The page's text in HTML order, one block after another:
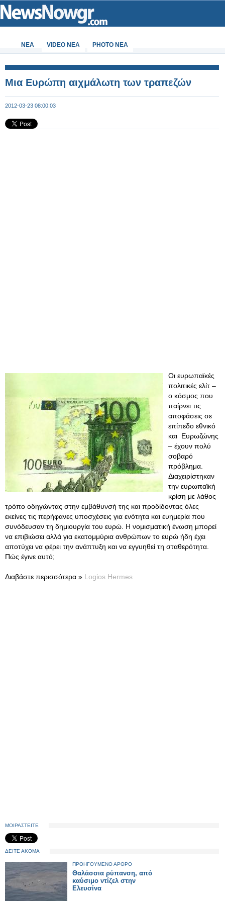
ΝΕΑ VIDEO NEA PHOTO NEA
Μια Ευρώπη αιχμάλωτη των τραπεζών
2012-03-23 08:00:03
Οι ευρωπαϊκές
πολιτικές ελίτ –
ο κόσμος που
παίρνει τις
αποφάσεις σε
επίπεδο εθνικό
και Ευρωζώνης
– έχουν πολύ
σοβαρό
πρόβλημα.
Διαχειρίστηκαν
την ευρωπαϊκή
κρίση με λάθος
τρόπο οδηγώντας στην εμβάθυνσή της και προδίδοντας όλες
εκείνες τις περήφανες υποσχέσεις για ενότητα και ευημερία που
συνόδευσαν τη δημιουργία του ευρώ. Η νομισματική ένωση μπορεί
να επιβιώσει αλλά για εκατομμύρια ανθρώπων το ευρώ ήδη έχει
αποτύχει να φέρει την ανάπτυξη και να εγγυηθεί τη σταθερότητα.
Πώς έγινε αυτό;
Διαβάστε περισσότερα » Logios Hermes
ΜΟΙΡΑΣΤΕΙΤΕ
ΔΕΙΤΕ ΑΚΟΜΑ
ΠΡΟΗΓΟΥΜΕΝΟ ΑΡΘΡΟ
Θαλάσσια ρύπανση, από
καύσιμο ντίζελ στην
Ελευσίνα